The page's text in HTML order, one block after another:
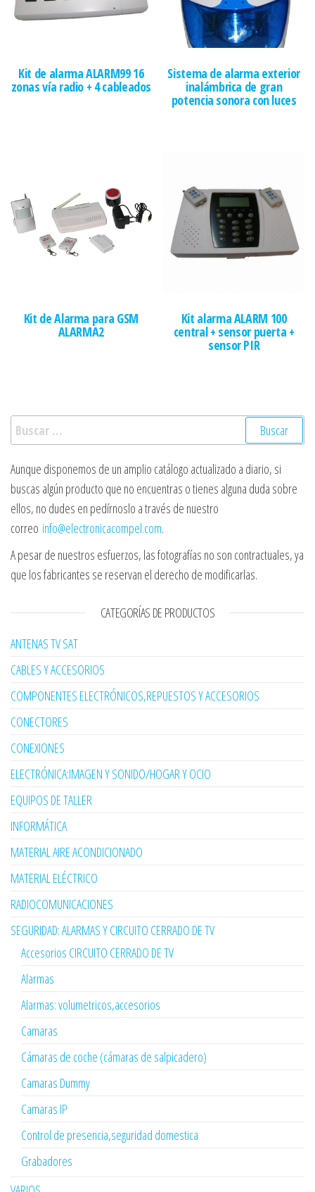
Kit de alarma ALARM99 16
zonas vía radio + 4 cableados
Sistema de alarma exterior
inalámbrica de gran
potencia sonora con luces
Kit de Alarma para GSM
ALARMA2
Kit alarma ALARM 100
central + sensor puerta +
sensor PIR
Buscar:
Aunque disponemos de un amplio catálogo actualizado a diario, si
buscas algún producto que no encuentras o tienes alguna duda sobre
ellos, no dudes en pedírnoslo a través de nuestro
correo info@electronicacompel.com.
A pesar de nuestros esfuerzos, las fotografías no son contractuales, ya
que los fabricantes se reservan el derecho de modificarlas.
CATEGORÍAS DE PRODUCTOS
ANTENAS TV SAT
CABLES Y ACCESORIOS
COMPONENTES ELECTRÓNICOS,REPUESTOS Y ACCESORIOS
CONECTORES
CONEXIONES
ELECTRÓNICA:IMAGEN Y SONIDO/HOGAR Y OCIO
EQUIPOS DE TALLER
INFORMÁTICA
MATERIAL AIRE ACONDICIONADO
MATERIAL ELÉCTRICO
RADIOCOMUNICACIONES
SEGURIDAD: ALARMAS Y CIRCUITO CERRADO DE TV
Accesorios CIRCUITO CERRADO DE TV
Alarmas
Alarmas: volumetricos,accesorios
Camaras
Cámaras de coche (cámaras de salpicadero)
Camaras Dummy
Camaras IP
Control de presencia,seguridad domestica
Grabadores